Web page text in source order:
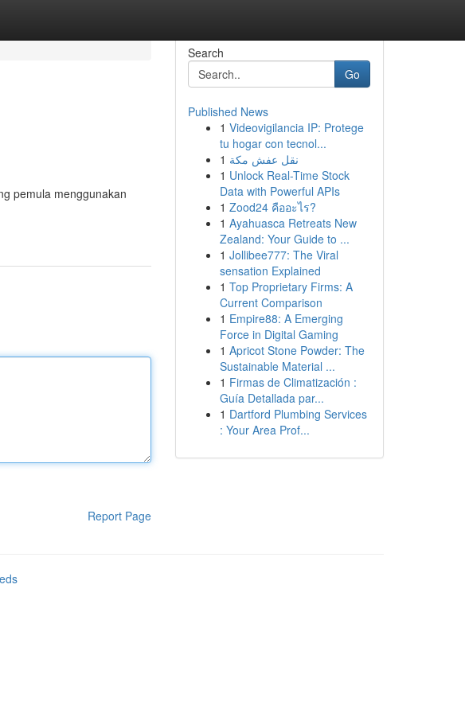
pemula menggunakan
Report Page
Search
Go
Published News
1 Videovigilancia IP: Protege
tu hogar con tecnol...
1 نقل عفش مكة
1 Unlock Real-Time Stock
Data with Powerful APIs
1 Zood24 คืออะไร?
1 Ayahuasca Retreats New
Zealand: Your Guide to ...
1 Jollibee777: The Viral
sensation Explained
1 Top Proprietary Firms: A
Current Comparison
1 Empire88: A Emerging
Force in Digital Gaming
1 Apricot Stone Powder: The
Sustainable Material ...
1 Firmas de Climatización :
Guía Detallada par...
1 Dartford Plumbing Services
: Your Area Prof...